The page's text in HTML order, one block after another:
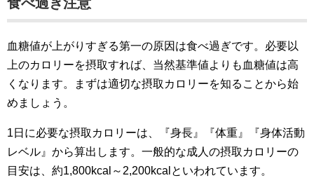
血糖値が上がりすぎる第一の原因は食べ過ぎです。必要以
上のカロリーを摂取すれば、当然基準値よりも血糖値は高
くなります。まずは適切な摂取カロリーを知ることから始
めましょう。
1日に必要な摂取カロリーは、『身長』『体重』『身体活動
レベル』から算出します。一般的な成人の摂取カロリーの
目安は、約1,800kcal～2,200kcalといわれています。